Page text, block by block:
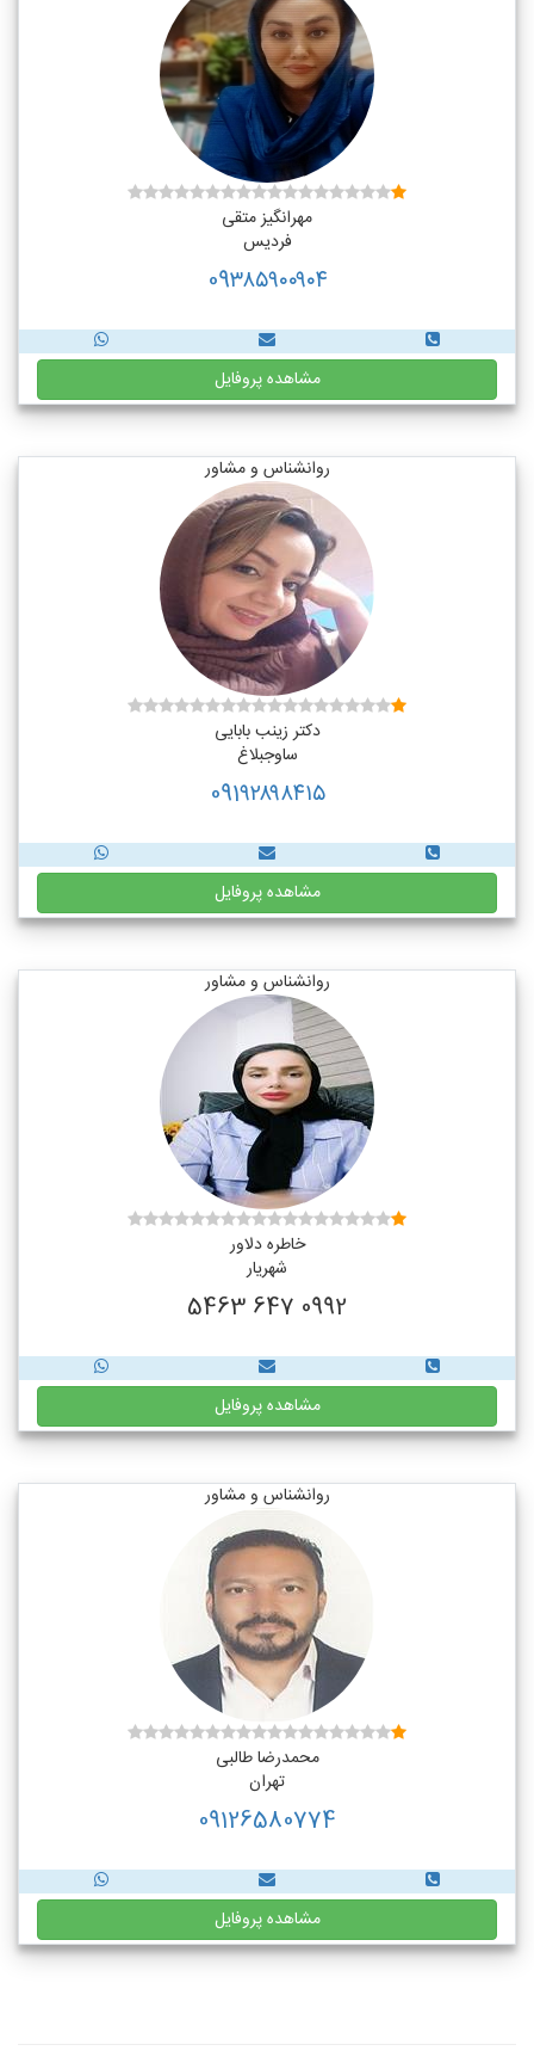
مهرانگیز متقی
فردیس
09۳۸۵۹۰۰۹۰۴
مشاهده پروفایل
روانشناس و مشاور
دکتر زینب بابایی
ساوجبلاغ
091۹۲۸۹۸۴۱۵
مشاهده پروفایل
روانشناس و مشاور
خاطره دلاور
شهریار
0992 647 5463
مشاهده پروفایل
روانشناس و مشاور
محمدرضا طالبی
تهران
09126580774
مشاهده پروفایل